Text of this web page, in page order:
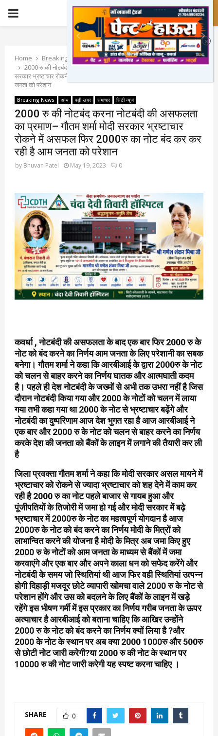
PRIMARY
Home
Breaking News
2000 रु की नोटबंद करना नोटबंदी की असफलता का प्रमाण– गौतम शर्मा मोदी
सरकार भ्रष्टाचार रोकने में असफल फिर 2000रु का नोट बंद कर कर रही है आम
जनता को परेशान
Breaking News अन्य बड़ी खबर समाचार सिटी न्यूज़
2000 रु की नोटबंद करना नोटबंदी की असफलता
का प्रमाण– गौतम शर्मा मोदी सरकार भ्रष्टाचार
रोकने में असफल फिर 2000रु का नोट बंद कर कर
रही है आम जनता को परेशान
by Bhuvan Patel May 19, 2023 0
कवर्धा , नोटबंदी की असफलता के बाद एक बार फिर 2000 रु के
नोट को बंद करने का निर्णय आम जनता के लिए परेशानी का सबक
बनेगा। गौतम शर्मा ने कहा कि आरबीआई के द्वारा 2000रु के नोट
को चलन से बाहर करने का निर्णय घातक और आत्मघाती कदम
है। पहले ही देश नोटबंदी के जख्मों से अभी तक उभरा नहीं है जिस
दौरान नोटबंदी किया गया और 2000 के नोटों को चलन में लाया
गया तभी कहा गया था 2000 के नोट से भ्रष्टाचार बढ़ेंगे और
नोटबंदी का दुष्परिणाम आज देश भुगत रहा है आज आरबीआई ने
एक बार और 2000 रु के नोट को चलन से बाहर करने का निर्णय
करके देश की जनता को बैंकों के लाइन में लगाने की तैयारी कर ली
है
जिला प्रवक्ता गौतम शर्मा ने कहा कि मोदी सरकार असल मायने में
भ्रष्टाचार को रोकने से ज्यादा भ्रष्टाचार को शह देने में काम कर
रही है 2000 रु का नोट पहले बाजार से गायब हुआ और
पूंजीपतियों के तिजोरी में जमा हो गई और मोदी सरकार में बढ़े
भ्रष्टाचार में 2000रु के नोट का महत्वपूर्ण योगदान है आज
2000रु के नोट को बंद करने का निर्णय मोदी के मित्रों को
लाभान्वित करने की योजना है मोदी के मित्र अब जमा किए हुए
2000 रु के नोटों को आम जनता के माध्यम से बैंकों में जमा
करवाएंगे और एक बार और अपने काला धन को सफेद करेंगे और
नोटबंदी के समय जो स्थितियां थी आज फिर वही स्थितियां उत्पन्न
होगी दिहाड़ी मजदूर छोटे व्यापारी खोमचा वाले 2000 रु के नोट से
परेशान होंगे और उस को बदलने के लिए बैंकों के लाइन में खड़े
रहेंगे इस भीषण गर्मी में इस प्रकार का निर्णय गरीब जनता के ऊपर
अत्याचार है आरबीआई को बताना चाहिए कि आखिर उन्होंने
2000 रु के नोट को बंद करने का निर्णय क्यों लिया है ?और
2000 के नोट के स्थान पर अब क्या 2000 ₹1000रु और 500रु
से छोटी नोट जारी करेगी?या 2000 रु की नोट के स्थान पर
10000 रु की नोट जारी करेगी यह स्पष्ट करना चाहिए ।
SHARE 0